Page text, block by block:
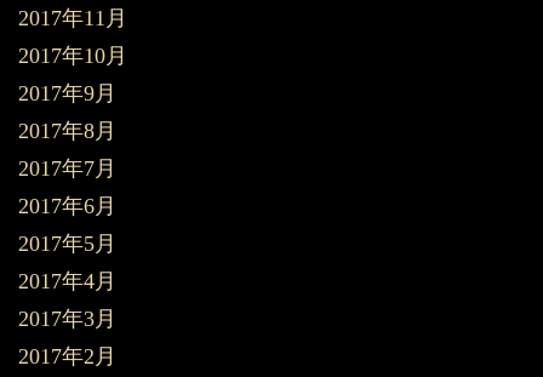
2017年11月
2017年10月
2017年9月
2017年8月
2017年7月
2017年6月
2017年5月
2017年4月
2017年3月
2017年2月